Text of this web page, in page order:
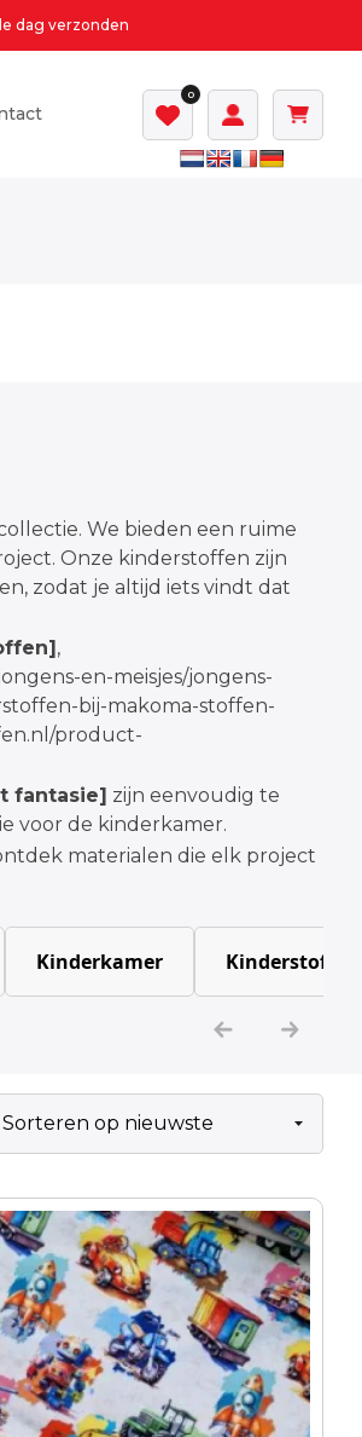
dag verzonden
0
We bieden een ruime
Onze kinderstoffen zijn
zodat je altijd iets vindt dat
,
en-meisjes/jongens-
bij-makoma-stoffen-
product-
fantasie] zijn eenvoudig te
voor de kinderkamer.
materialen die elk project
Kinderkamer Kinderstoffen